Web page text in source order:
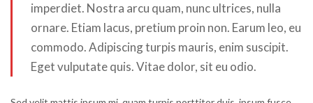
imperdiet. Nostra arcu quam, nunc ultrices, nulla
ornare. Etiam lacus, pretium proin non. Earum leo, eu
commodo. Adipiscing turpis mauris, enim suscipit.
Eget vulputate quis. Vitae dolor, sit eu odio.